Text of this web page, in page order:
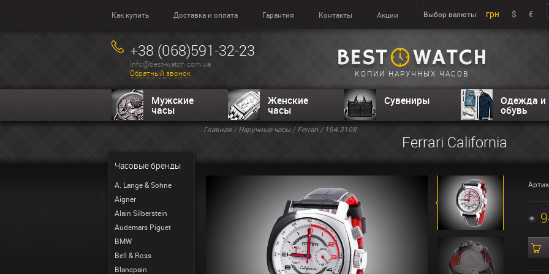
Как купить Доставка и оплата Гарантия Контакты Акции Выбор валюты: грн $ €
+38 (068)591-32-23
info@best-watch.com.ua
Обратный звонок
КОПИИ НАРУЧНЫХ ЧАСОВ
Мужские
часы
Женские
часы
Сувениры Одежда и
обувь
Часовые бренды
A. Lange & Sohne
Aigner
Alain Silberstein
Audemars Piguet
BMW
Bell & Ross
Blancpain
Главная/Наручные часы/Ferrari/ 194.3108
Ferrari California